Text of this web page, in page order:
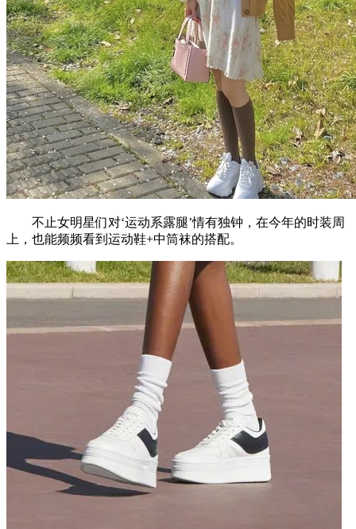
不止女明星们对‘运动系露腿’情有独钟，在今年的时装周
上，也能频频看到运动鞋+中筒袜的搭配。